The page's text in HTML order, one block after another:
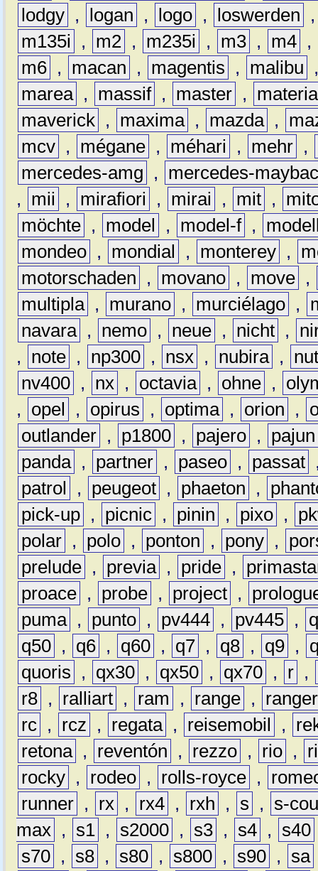
lodgy , logan , logo , loswerden
m135i
, m2 , m235i , m3 , m4 ,
m6 , macan , magentis , malibu
marea , massif , master ,
materia
maverick , maxima , mazda ,
mcv , mégane , méhari , mehr ,
mercedes-amg
,
mercedes-
,
mii , mirafiori , mirai , mit ,
möchte , model , model-f ,
mondeo , mondial , monterey ,
motorschaden
, movano , move ,
multipla , murano , murciélago ,
navara , nemo , neue , nicht ,
,
note , np300 , nsx , nubira ,
nv400 , nx , octavia , ohne ,
,
opel , opirus , optima , orion ,
outlander , p1800 , pajero ,
pajun
panda , partner , paseo , passat
patrol
, peugeot , phaeton ,
pick-up , picnic , pinin , pixo ,
polar , polo , ponton , pony ,
prelude , previa , pride ,
proace , probe , project ,
puma , punto , pv444 , pv445 ,
q50 , q6 , q60 , q7 , q8 , q9 ,
quoris
, qx30 , qx50 , qx70 , r ,
r8 , ralliart , ram , range ,
ranger
rc , rcz , regata , reisemobil ,
retona , reventón , rezzo , rio ,
rocky , rodeo , rolls-royce ,
runner , rx , rx4 , rxh , s ,
s-
max , s1 , s2000 , s3 , s4 , s40
s70 , s8 , s80 , s800 , s90 , sa